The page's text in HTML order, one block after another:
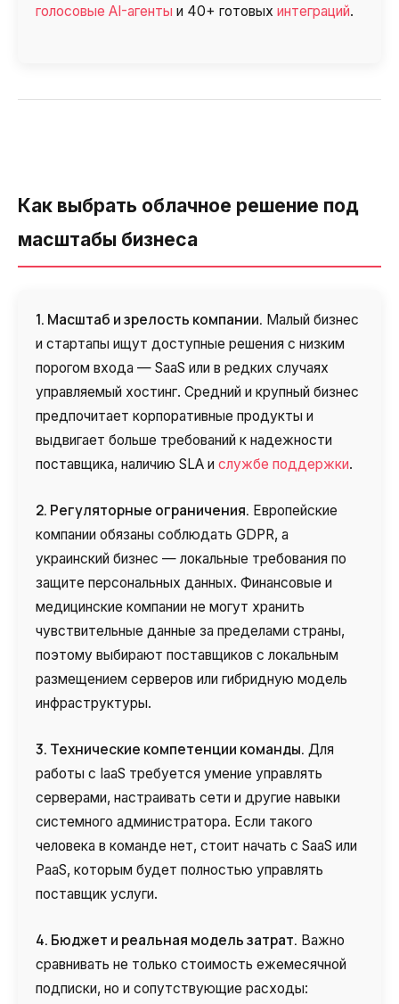
голосовые AI-агенты и 40+ готовых интеграций.
Как выбрать облачное решение под
масштабы бизнеса
1. Масштаб и зрелость компании. Малый бизнес
и стартапы ищут доступные решения с низким
порогом входа — SaaS или в редких случаях
управляемый хостинг. Средний и крупный бизнес
предпочитает корпоративные продукты и
выдвигает больше требований к надежности
поставщика, наличию SLA и службе поддержки.
2. Регуляторные ограничения. Европейские
компании обязаны соблюдать GDPR, а
украинский бизнес — локальные требования по
защите персональных данных. Финансовые и
медицинские компании не могут хранить
чувствительные данные за пределами страны,
поэтому выбирают поставщиков с локальным
размещением серверов или гибридную модель
инфраструктуры.
3. Технические компетенции команды. Для
работы с IaaS требуется умение управлять
серверами, настраивать сети и другие навыки
системного администратора. Если такого
человека в команде нет, стоит начать с SaaS или
PaaS, которым будет полностью управлять
поставщик услуги.
4. Бюджет и реальная модель затрат. Важно
сравнивать не только стоимость ежемесячной
подписки, но и сопутствующие расходы: